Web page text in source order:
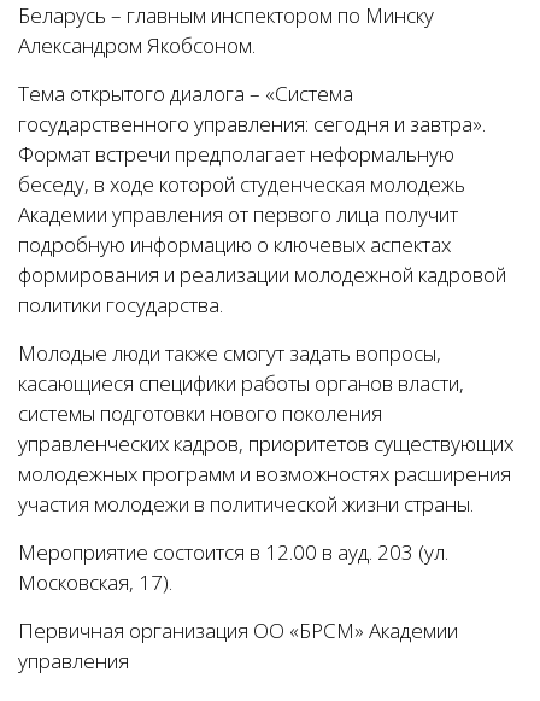
Беларусь – главным инспектором по Минску
Александром Якобсоном.
Тема открытого диалога – «Система
государственного управления: сегодня и завтра».
Формат встречи предполагает неформальную
беседу, в ходе которой студенческая молодежь
Академии управления от первого лица получит
подробную информацию о ключевых аспектах
формирования и реализации молодежной кадровой
политики государства.
Молодые люди также смогут задать вопросы,
касающиеся специфики работы органов власти,
системы подготовки нового поколения
управленческих кадров, приоритетов существующих
молодежных программ и возможностях расширения
участия молодежи в политической жизни страны.
Мероприятие состоится в 12.00 в ауд. 203 (ул.
Московская, 17).
Первичная организация ОО «БРСМ» Академии
управления